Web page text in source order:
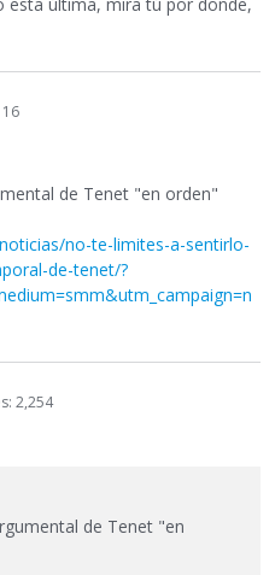
de Tenet "en orden"
no-te-limites-a-sentirlo-
de-tenet/?
2,254
de Tenet "en